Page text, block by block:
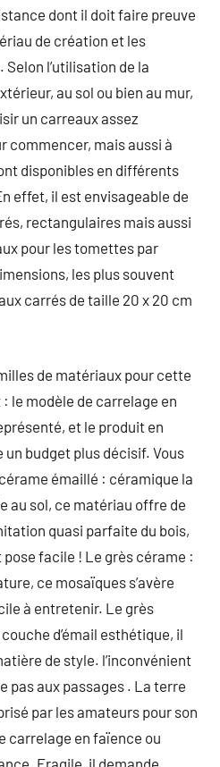
dont il doit faire preuve
de création et les
l’utilisation de la
au sol ou bien au mur,
un carreaux assez
commencer, mais aussi à
disponibles en différents
effet, il est envisageable de
rectangulaires mais aussi
pour les tomettes par
les plus souvent
carrés de taille 20 x 20 cm
de matériaux pour cette
le modèle de carrelage en
et le produit en
budget plus décisif. Vous
émaillé : céramique la
au sol, ce matériau offre de
quasi parfaite du bois,
pose facile ! Le grès cérame :
ce mosaïques s’avère
à entretenir. Le grès
d’émail esthétique, il
de style. l’inconvénient
pas aux passages . La terre
par les amateurs pour son
carrelage en faïence ou
Fragile, il demande